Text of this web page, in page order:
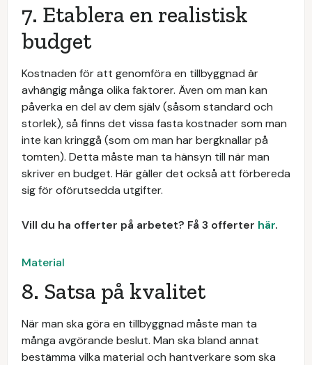
7. Etablera en realistisk
budget
Kostnaden för att genomföra en tillbyggnad är
avhängig många olika faktorer. Även om man kan
påverka en del av dem själv (såsom standard och
storlek), så finns det vissa fasta kostnader som man
inte kan kringgå (som om man har bergknallar på
tomten). Detta måste man ta hänsyn till när man
skriver en budget. Här gäller det också att förbereda
sig för oförutsedda utgifter.
Vill du ha offerter på arbetet? Få 3 offerter här.
Material
8. Satsa på kvalitet
När man ska göra en tillbyggnad måste man ta
många avgörande beslut. Man ska bland annat
bestämma vilka material och hantverkare som ska